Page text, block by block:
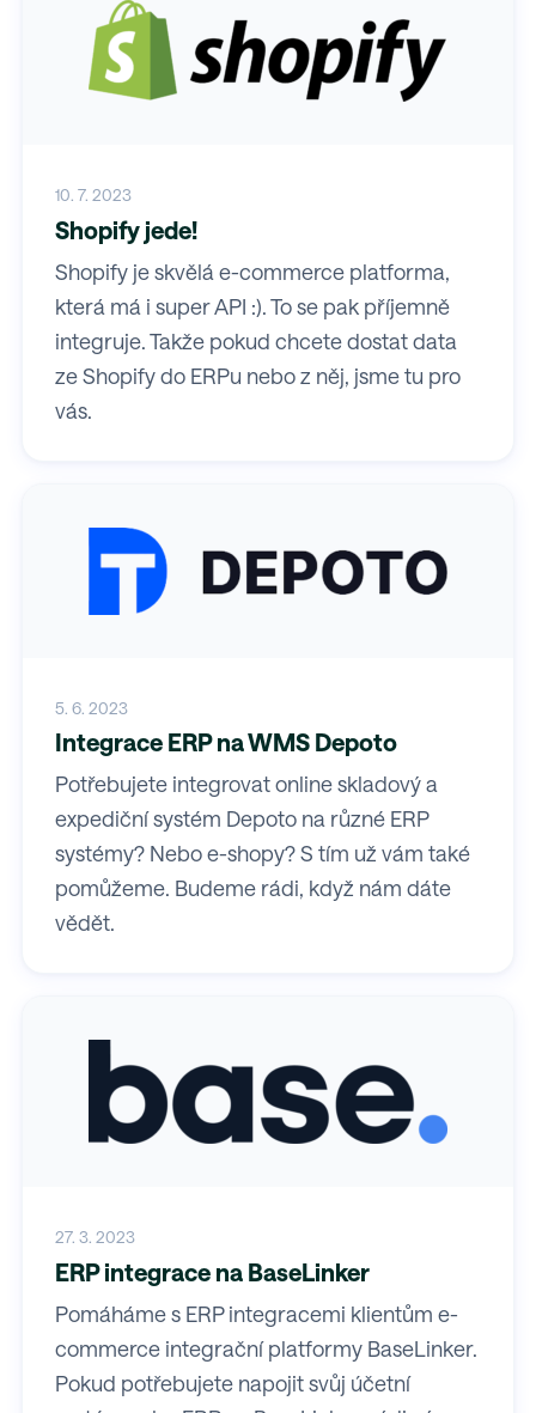
10. 7. 2023
Shopify jede!
Shopify je skvělá e-commerce platforma,
která má i super API :). To se pak příjemně
integruje. Takže pokud chcete dostat data
ze Shopify do ERPu nebo z něj, jsme tu pro
vás.
5. 6. 2023
Integrace ERP na WMS Depoto
Potřebujete integrovat online skladový a
expediční systém Depoto na různé ERP
systémy? Nebo e-shopy? S tím už vám také
pomůžeme. Budeme rádi, když nám dáte
vědět.
27. 3. 2023
ERP integrace na BaseLinker
Pomáháme s ERP integracemi klientům e-
commerce integrační platformy BaseLinker.
Pokud potřebujete napojit svůj účetní